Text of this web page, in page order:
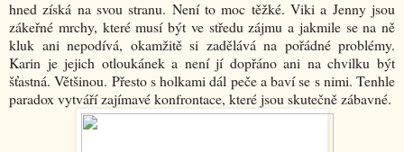
hned získá na svou stranu. Není to moc těžké. Viki a Jenny jsou
zákeřné mrchy, které musí být ve středu zájmu a jakmile se na ně
kluk ani nepodívá, okamžitě si zadělává na pořádné problémy.
Karin je jejich otloukánek a není jí dopřáno ani na chvilku být
šťastná. Většinou. Přesto s holkami dál peče a baví se s nimi. Tenhle
paradox vytváří zajímavé konfrontace, které jsou skutečně zábavné.